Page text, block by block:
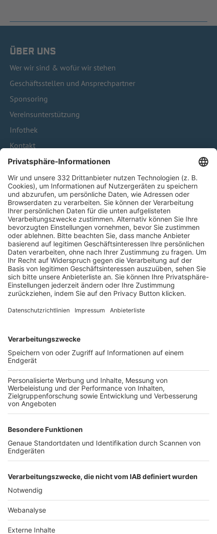
ÜBER UNS
Wer wir sind & wofür wir stehen
Geschäftsstellen und Ansprechpartner
Sponsoring
Vereinsunterstützung
Infothek
Kontakt
HÄUFIG BESUCHTE SEITEN
Pässe und Vereinswechsel
Trainerausbildung
Schulungsangebot Vereinsmitarbeiter
BFV-Geschäftsstellen
Trainerbörse
Login SpielPlus
FOLGE DEM BFV
TOP-VEREINE
TOP-PARTNER
Nutzungsbedingungen Datenschutz Impressum